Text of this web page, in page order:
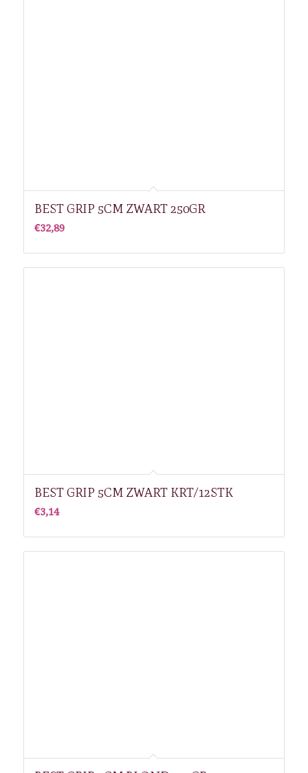
BEST GRIP 5CM ZWART 250GR
€32,89
BEST GRIP 5CM ZWART KRT/12STK
€3,14